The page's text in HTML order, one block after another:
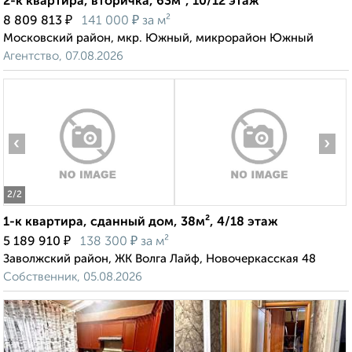
8 809 813 ₽ 141 000 ₽ за м²
Московский район, мкр. Южный, микрорайон Южный
Агентство, 07.08.2026
2/2
‹ ›
1-к квартира, сданный дом, 38м², 4/18 этаж
5 189 910 ₽ 138 300 ₽ за м²
Заволжский район, ЖК Волга Лайф, Новочеркасская 48
Собственник, 05.08.2026